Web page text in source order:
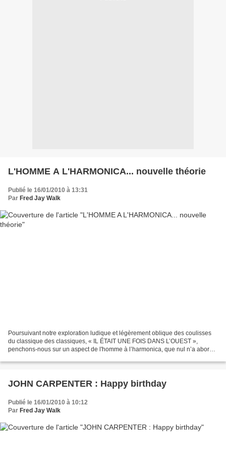
L'HOMME A L'HARMONICA... nouvelle théorie
Publié le 16/01/2010 à 13:31
Par Fred Jay Walk
Poursuivant notre exploration ludique et légèrement oblique des coulisses
du classique des classiques, « IL ÉTAIT UNE FOIS DANS L’OUEST »,
penchons-nous sur un aspect de l'homme à l’harmonica, que nul n’a abordé
JOHN CARPENTER : Happy birthday
Publié le 16/01/2010 à 10:12
Par Fred Jay Walk